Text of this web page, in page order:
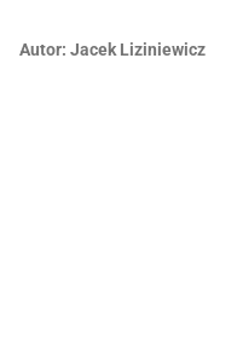
Autor: Jacek Liziniewicz